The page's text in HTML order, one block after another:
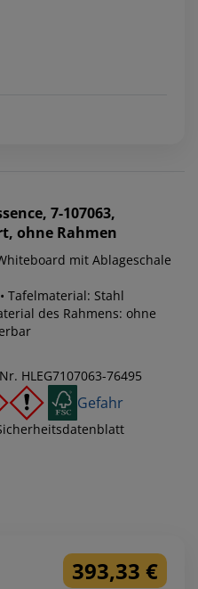
7-107063,
ohne Rahmen
mit Ablageschale
Tafelmaterial: Stahl
des Rahmens: ohne
HLEG7107063-76495
Gefahr
393,33 €